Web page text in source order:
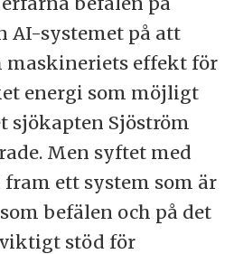
AI-systemet på att
maskineriets effekt för
energi som möjligt
sjökapten Sjöström
Men syftet med
ett system som är
befälen och på det
stöd för